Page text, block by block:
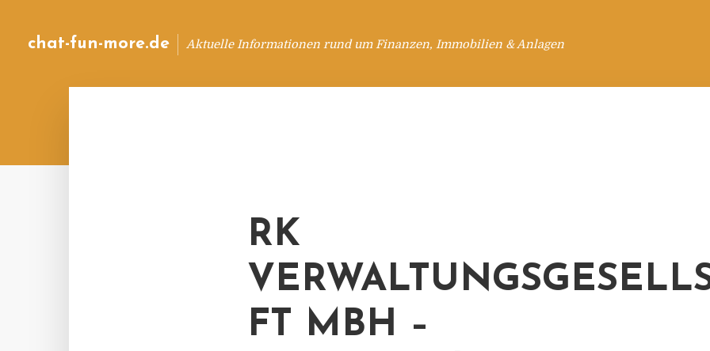
chat-fun-more.de Aktuelle Informationen rund um Finanzen, Immobilien & Anlagen
RK
FT MBH –